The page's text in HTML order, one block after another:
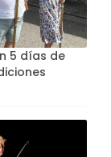
5 días de